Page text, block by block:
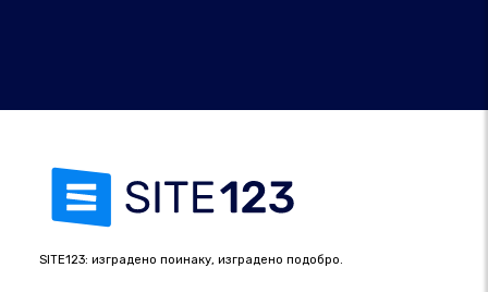
SITE123: изградено поинаку, изградено подобро.